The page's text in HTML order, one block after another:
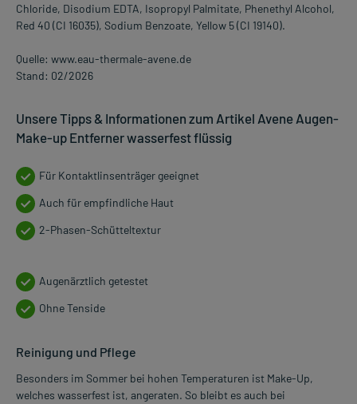
Chloride, Disodium EDTA, Isopropyl Palmitate, Phenethyl Alcohol,
Red 40 (CI 16035), Sodium Benzoate, Yellow 5 (CI 19140).
Quelle: www.eau-thermale-avene.de
Stand: 02/2026
Unsere Tipps & Informationen zum Artikel Avene Augen-
Make-up Entferner wasserfest flüssig
Für Kontaktlinsenträger geeignet
Auch für empfindliche Haut
2-Phasen-Schütteltextur
Augenärztlich getestet
Ohne Tenside
Reinigung und Pflege
Besonders im Sommer bei hohen Temperaturen ist Make-Up,
welches wasserfest ist, angeraten. So bleibt es auch bei